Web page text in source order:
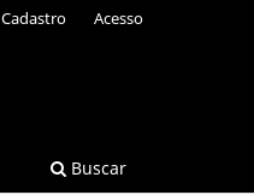
Buscar
Cadastro Acesso